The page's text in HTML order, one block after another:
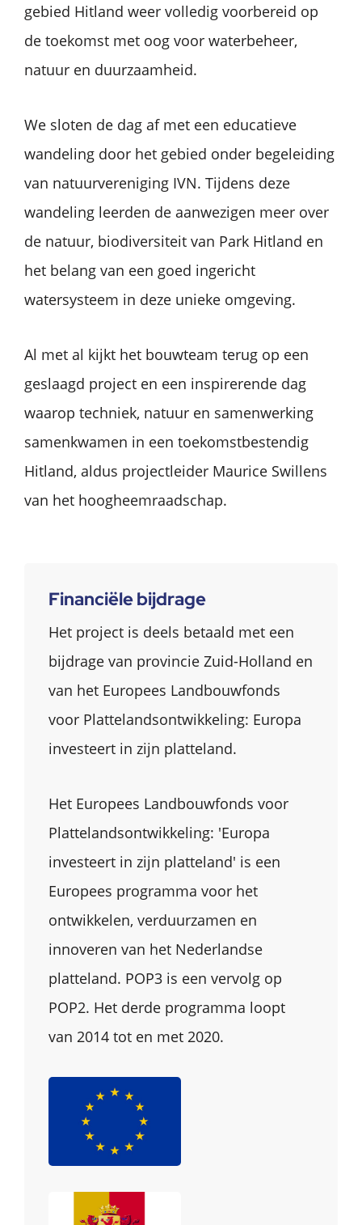
gebied Hitland weer volledig voorbereid op
de toekomst met oog voor waterbeheer,
natuur en duurzaamheid.
We sloten de dag af met een educatieve
wandeling door het gebied onder begeleiding
van natuurvereniging IVN. Tijdens deze
wandeling leerden de aanwezigen meer over
de natuur, biodiversiteit van Park Hitland en
het belang van een goed ingericht
watersysteem in deze unieke omgeving.
Al met al kijkt het bouwteam terug op een
geslaagd project en een inspirerende dag
waarop techniek, natuur en samenwerking
samenkwamen in een toekomstbestendig
Hitland, aldus projectleider Maurice Swillens
van het hoogheemraadschap.
Financiële bijdrage
Het project is deels betaald met een
bijdrage van provincie Zuid-Holland en
van het Europees Landbouwfonds
voor Plattelandsontwikkeling: Europa
investeert in zijn platteland.
Het Europees Landbouwfonds voor
Plattelandsontwikkeling: 'Europa
investeert in zijn platteland' is een
Europees programma voor het
ontwikkelen, verduurzamen en
innoveren van het Nederlandse
platteland. POP3 is een vervolg op
POP2. Het derde programma loopt
van 2014 tot en met 2020.